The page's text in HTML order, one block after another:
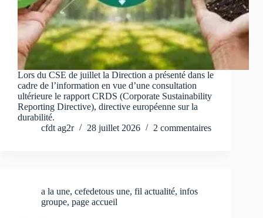
Lors du CSE de juillet la Direction a présenté dans le
cadre de l’information en vue d’une consultation
ultérieure le rapport CRDS (Corporate Sustainability
Reporting Directive), directive européenne sur la
durabilité.
cfdt ag2r
28 juillet 2026 2 commentaires
a la une, cefedetous une, fil actualité, infos
groupe, page accueil